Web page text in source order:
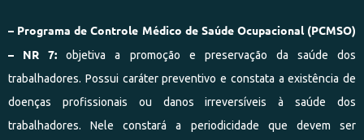
– Programa de Controle Médico de Saúde Ocupacional (PCMSO)
– NR 7: objetiva a promoção e preservação da saúde dos
trabalhadores. Possui caráter preventivo e constata a existência de
doenças profissionais ou danos irreversíveis à saúde dos
trabalhadores. Nele constará a periodicidade que devem ser